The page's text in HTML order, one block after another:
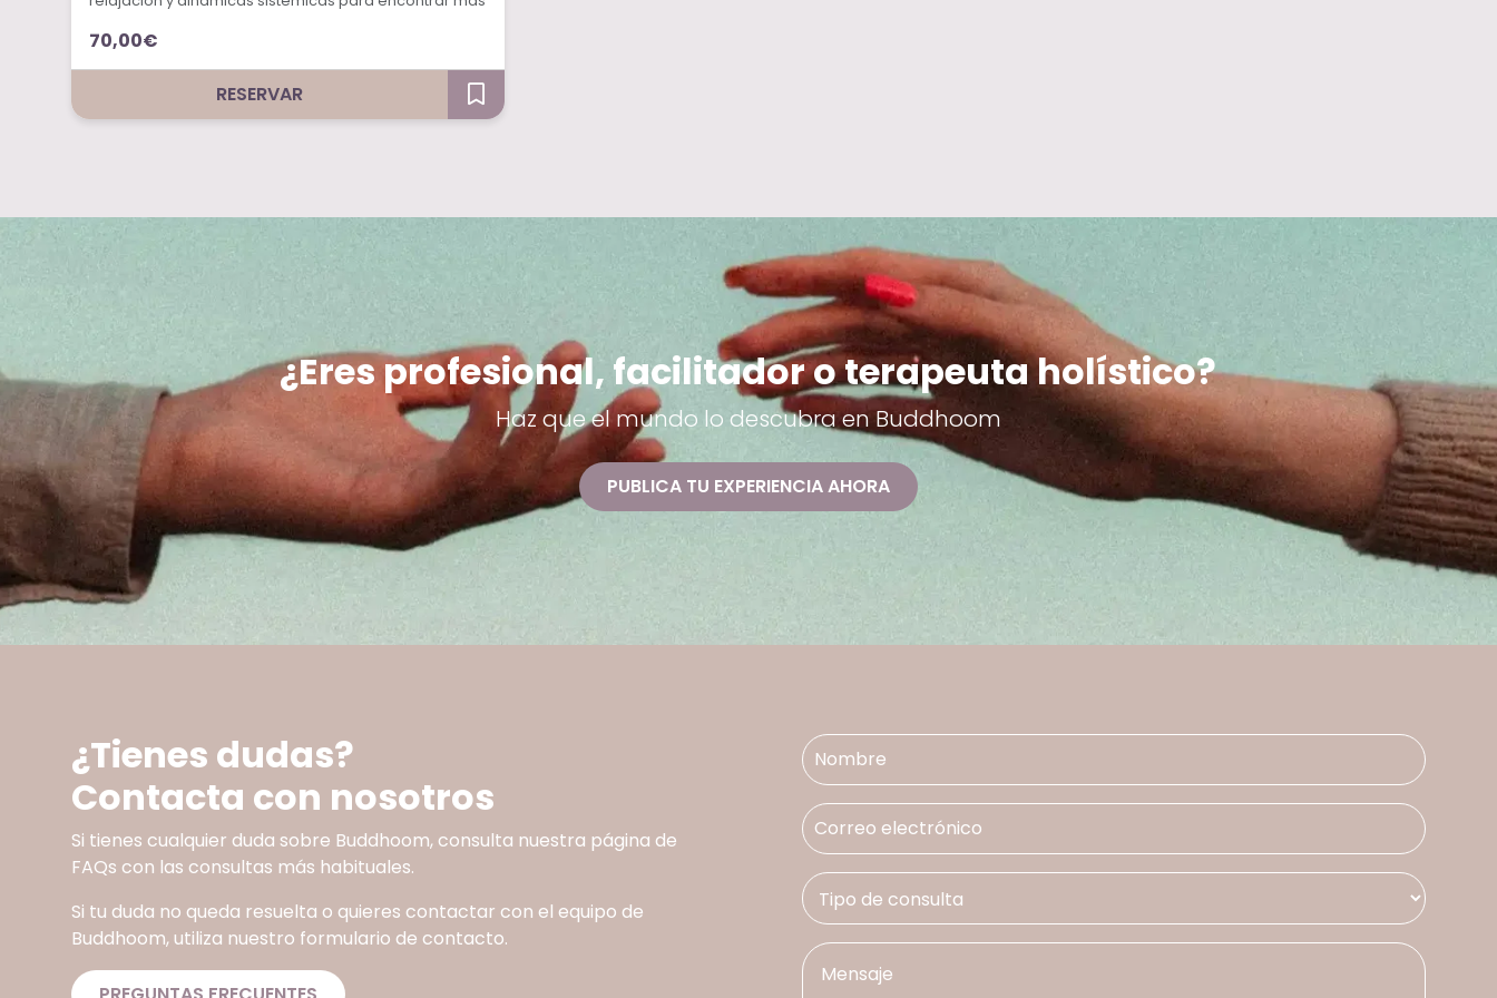
70,00€
RESERVAR
¿Eres profesional, facilitador o terapeuta holístico?
Haz que el mundo lo descubra en Buddhoom
PUBLICA TU EXPERIENCIA AHORA
¿Tienes dudas?
Contacta con nosotros
Si tienes cualquier duda sobre Buddhoom, consulta nuestra página de
FAQs con las consultas más habituales.
Si tu duda no queda resuelta o quieres contactar con el equipo de
Buddhoom, utiliza nuestro formulario de contacto.